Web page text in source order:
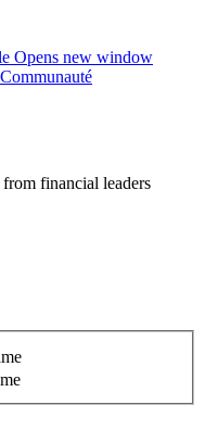
Opens new window
financial leaders